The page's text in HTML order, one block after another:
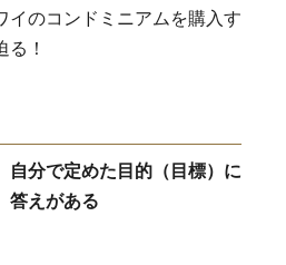
イのコンドミニアムを購入す
！
自分で定めた目的（目標）に
答えがある